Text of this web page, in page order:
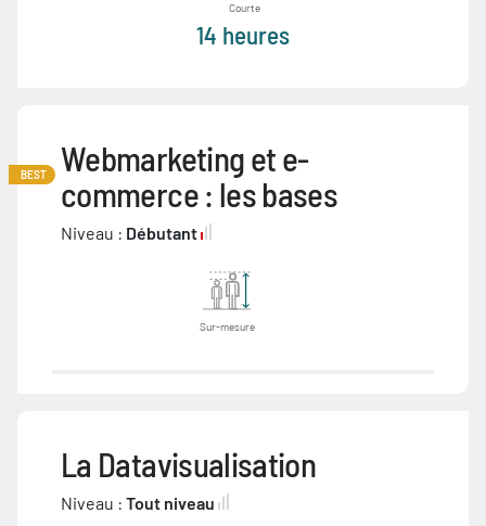
Courte
14 heures
BEST
Webmarketing et e-
commerce : les bases
Niveau : Débutant
Sur-mesure
La Datavisualisation
Niveau : Tout niveau